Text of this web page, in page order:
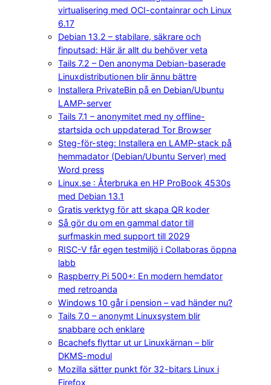
virtualisering med OCI-containrar och Linux
6.17
Debian 13.2 – stabilare, säkrare och
finputsad: Här är allt du behöver veta
Tails 7.2 – Den anonyma Debian-baserade
Linuxdistributionen blir ännu bättre
Installera PrivateBin på en Debian/Ubuntu
LAMP-server
Tails 7.1 – anonymitet med ny offline-
startsida och uppdaterad Tor Browser
Steg-för-steg: Installera en LAMP-stack på
hemmadator (Debian/Ubuntu Server) med
Word press
Linux.se : Återbruka en HP ProBook 4530s
med Debian 13.1
Gratis verktyg för att skapa QR koder
Så gör du om en gammal dator till
surfmaskin med support till 2029
RISC-V får egen testmiljö i Collaboras öppna
labb
Raspberry Pi 500+: En modern hemdator
med retroanda
Windows 10 går i pension – vad händer nu?
Tails 7.0 – anonymt Linuxsystem blir
snabbare och enklare
Bcachefs flyttar ut ur Linuxkärnan – blir
DKMS-modul
Mozilla sätter punkt för 32-bitars Linux i
Firefox